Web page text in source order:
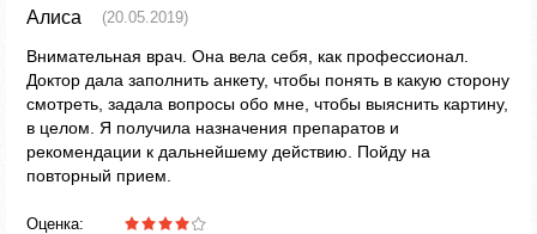
Алиса (20.05.2019)
Внимательная врач. Она вела себя, как профессионал.
Доктор дала заполнить анкету, чтобы понять в какую сторону
смотреть, задала вопросы обо мне, чтобы выяснить картину,
в целом. Я получила назначения препаратов и
рекомендации к дальнейшему действию. Пойду на
повторный прием.
Оценка: